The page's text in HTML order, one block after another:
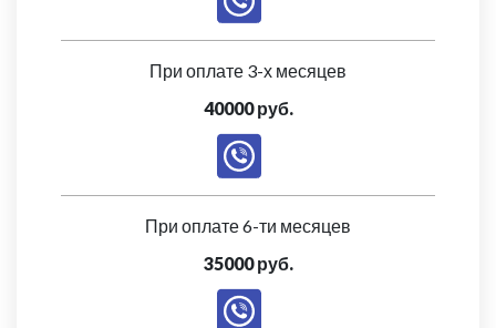
При оплате 3-х месяцев
40000 руб.
При оплате 6-ти месяцев
35000 руб.